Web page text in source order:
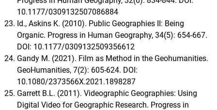
10.1177/0309132507086884
Id., Askins K. (2010). Public Geographies II: Being
Organic. Progress in Human Geography, 34(5): 654-667.
DOI: 10.1177/0309132509356612
Gandy M. (2021). Film as Method in the Geohumanities.
GeoHumanities, 7(2): 605-624. DOI:
10.1080/2373566X.2021.1898287
Garrett B.L. (2011). Videographic Geographies: Using
Digital Video for Geographic Research. Progress in